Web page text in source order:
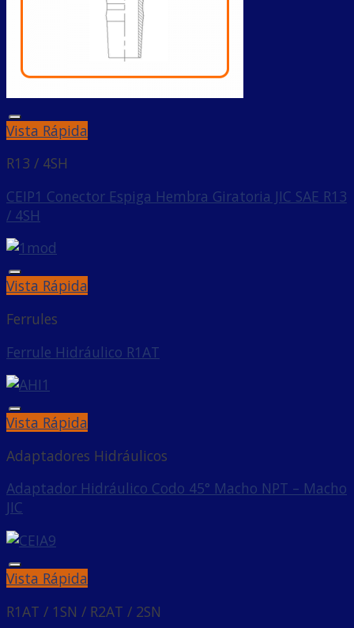
Vista Rápida
R13 / 4SH
CEIP1 Conector Espiga Hembra Giratoria JIC SAE R13
/ 4SH
Vista Rápida
Ferrules
Ferrule Hidráulico R1AT
Vista Rápida
Adaptadores Hidráulicos
Adaptador Hidráulico Codo 45° Macho NPT – Macho
JIC
Vista Rápida
R1AT / 1SN / R2AT / 2SN